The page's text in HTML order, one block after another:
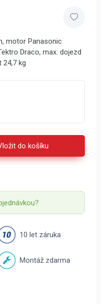
motor Panasonic
Draco, max. dojezd
24,7 kg
do košíku
10 let záruka
Montáž zdarma